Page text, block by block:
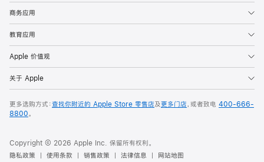
商务应用
教育应用
Apple 价值观
关于 Apple
更多选购方式：查找你附近的 Apple Store 零售店及更多门店，或者致电 400-666-
8800。
Copyright © 2026 Apple Inc. 保留所有权利。
隐私政策
使用条款 销售政策 法律信息 网站地图